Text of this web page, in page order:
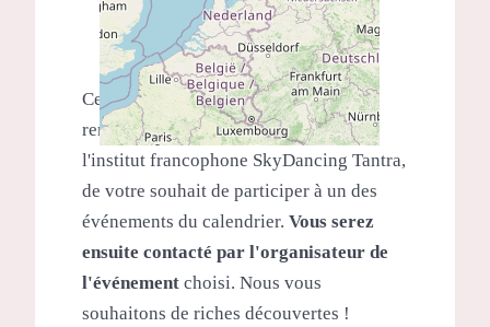
Ce formulaire de pré-inscription
renseigne Nital Brinkley, directrice de
l'institut francophone SkyDancing Tantra,
de votre souhait de participer à un des
événements du calendrier.Vous serez
ensuite contacté par l'organisateur de
l'événement choisi. Nous vous
souhaitons de riches découvertes !